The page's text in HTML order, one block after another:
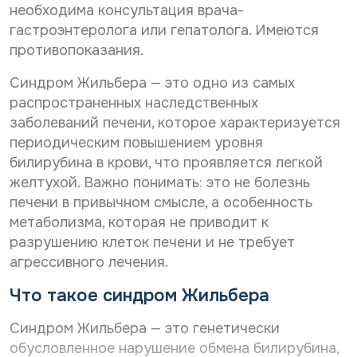
необходима консультация врача-
гастроэнтеролога или гепатолога. Имеются
противопоказания.
Синдром Жильбера — это одно из самых
распространенных наследственных
заболеваний печени, которое характеризуется
периодическим повышением уровня
билирубина в крови, что проявляется легкой
желтухой. Важно понимать: это не болезнь
печени в привычном смысле, а особенность
метаболизма, которая не приводит к
разрушению клеток печени и не требует
агрессивного лечения.
Что такое синдром Жильбера
Синдром Жильбера — это генетически
обусловленное нарушение обмена билирубина,
С
о
г
л
а
с
и
е
н
а
о
б
р
а
б
о
т
к
п
е
Даю согласие на
С
о
г
а
с
и
е
н
а
р
а
с
с
ы
к
у
Даю согласие на получение информационной
рассылки
Отправить
С
о
г
л
а
с
и
е
н
а
о
б
р
б
о
т
у
п
е
р
с
Даю согласие наобработку персональных
данных
E-mail*
Дата выдачи направления*
Наименование направившего лечебного учреждения*
ФИО направившего врача, указанного в направлении*